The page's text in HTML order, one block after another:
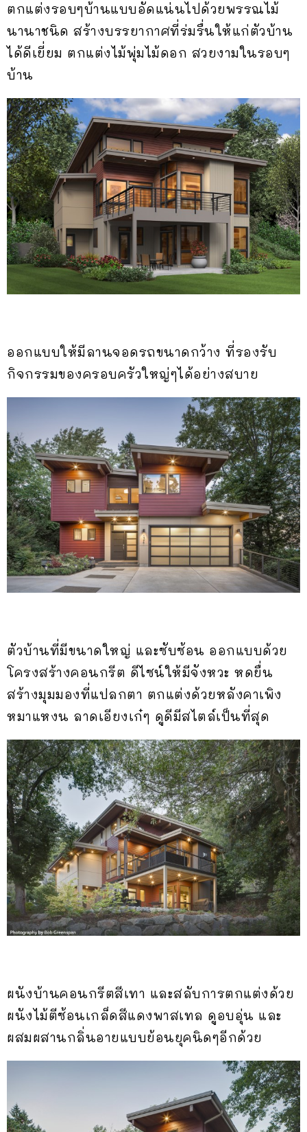
ตกแต่งรอบๆบ้านแบบอัดแน่นไปด้วยพรรณไม้
นานาชนิด สร้างบรรยากาศที่ร่มรื่นให้แก่ตัวบ้าน
ได้ดีเยี่ยม ตกแต่งไม้พุ่มไม้ดอก สวยงามในรอบๆ
บ้าน
ออกแบบให้มีลานจอดรถขนาดกว้าง ที่รองรับ
กิจกรรมของครอบครัวใหญ่ๆได้อย่างสบาย
ตัวบ้านที่มีขนาดใหญ่ และซับซ้อน ออกแบบด้วย
โครงสร้างคอนกรีต ดีไซน์ให้มีจังหวะ หดยื่น
สร้างมุมมองที่แปลกตา ตกแต่งด้วยหลังคาเพิง
หมาแหงน ลาดเอียงเก๋ๆ ดูดีมีสไตล์เป็นที่สุด
ผนังบ้านคอนกรีตสีเทา และสลับการตกแต่งด้วย
ผนังไม้ตีซ้อนเกล็ดสีแดงพาสเทล ดูอบอุ่น และ
ผสมผสานกลิ่นอายแบบย้อนยุคนิดๆอีกด้วย